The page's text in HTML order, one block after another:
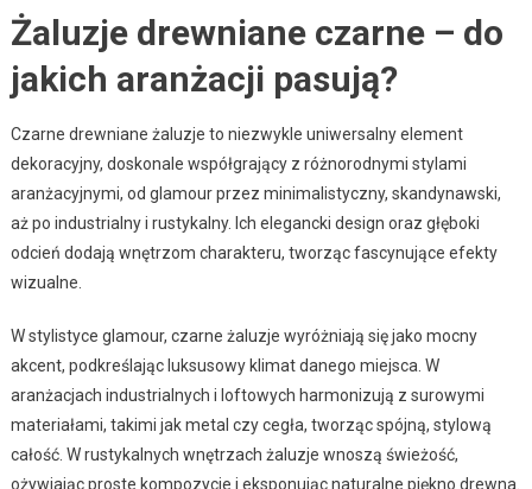
Żaluzje drewniane czarne – do
jakich aranżacji pasują?
Czarne drewniane żaluzje to niezwykle uniwersalny element
dekoracyjny, doskonale współgrający z różnorodnymi stylami
aranżacyjnymi, od glamour przez minimalistyczny, skandynawski,
aż po industrialny i rustykalny. Ich elegancki design oraz głęboki
odcień dodają wnętrzom charakteru, tworząc fascynujące efekty
wizualne.
W stylistyce glamour, czarne żaluzje wyróżniają się jako mocny
akcent, podkreślając luksusowy klimat danego miejsca. W
aranżacjach industrialnych i loftowych harmonizują z surowymi
materiałami, takimi jak metal czy cegła, tworząc spójną, stylową
całość. W rustykalnych wnętrzach żaluzje wnoszą świeżość,
ożywiając proste kompozycje i eksponując naturalne piękno drewna.